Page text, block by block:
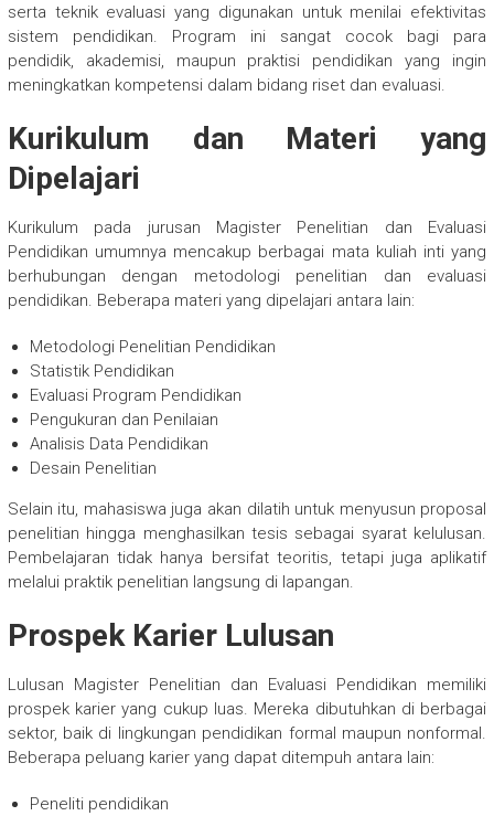
serta teknik evaluasi yang digunakan untuk menilai efektivitas
sistem pendidikan. Program ini sangat cocok bagi para
pendidik, akademisi, maupun praktisi pendidikan yang ingin
meningkatkan kompetensi dalam bidang riset dan evaluasi.
Kurikulum dan Materi yang
Dipelajari
Kurikulum pada jurusan Magister Penelitian dan Evaluasi
Pendidikan umumnya mencakup berbagai mata kuliah inti yang
berhubungan dengan metodologi penelitian dan evaluasi
pendidikan. Beberapa materi yang dipelajari antara lain:
Metodologi Penelitian Pendidikan
Statistik Pendidikan
Evaluasi Program Pendidikan
Pengukuran dan Penilaian
Analisis Data Pendidikan
Desain Penelitian
Selain itu, mahasiswa juga akan dilatih untuk menyusun proposal
penelitian hingga menghasilkan tesis sebagai syarat kelulusan.
Pembelajaran tidak hanya bersifat teoritis, tetapi juga aplikatif
melalui praktik penelitian langsung di lapangan.
Prospek Karier Lulusan
Lulusan Magister Penelitian dan Evaluasi Pendidikan memiliki
prospek karier yang cukup luas. Mereka dibutuhkan di berbagai
sektor, baik di lingkungan pendidikan formal maupun nonformal.
Beberapa peluang karier yang dapat ditempuh antara lain:
Peneliti pendidikan